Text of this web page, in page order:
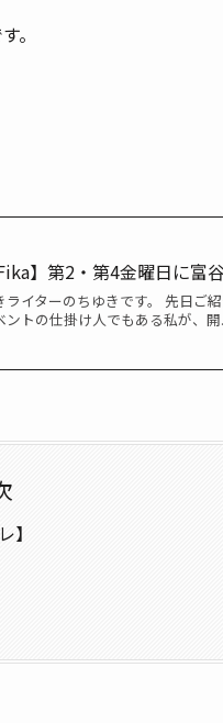
。
】第2・第4金曜日に富
イターのちゆきです。 先日ご
ントの仕掛け人でもある私が、開
】